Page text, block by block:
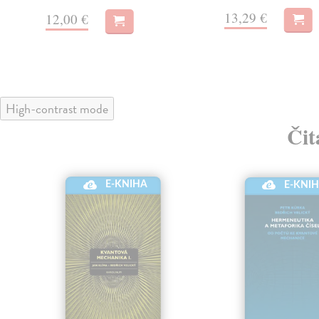
12,00 € 13,29 €
High-contrast mode
E-KNIHA E-